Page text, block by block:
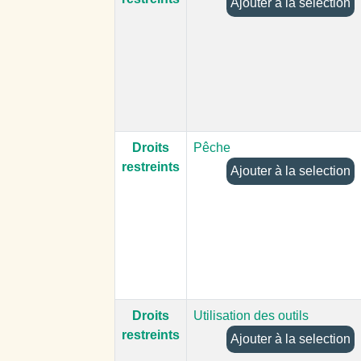
Droits
restreints
Pêche
Ajouter à la selection
Droits
restreints
Utilisation des outils
Ajouter à la selection